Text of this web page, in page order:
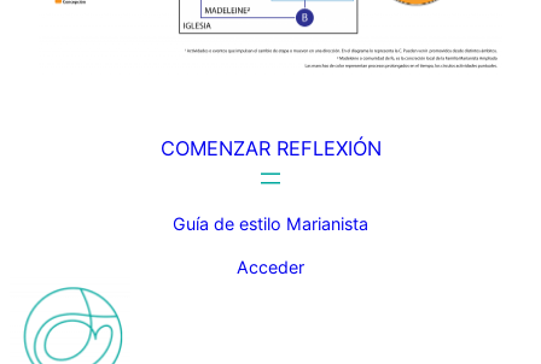
COMENZAR REFLEXIÓN
Guía de estilo Marianista
Acceder